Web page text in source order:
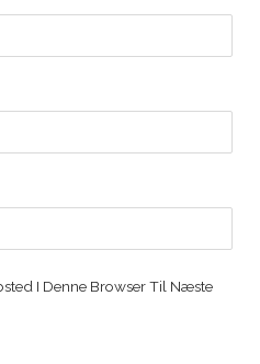
I Denne Browser Til Næste